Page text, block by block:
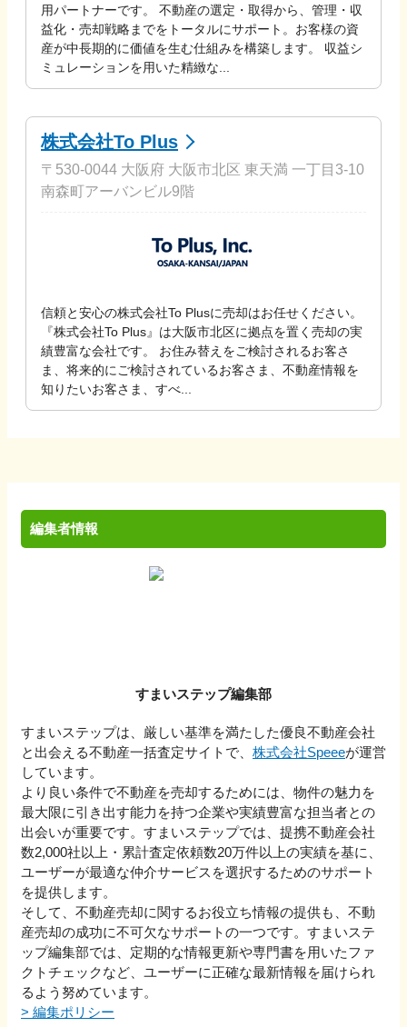
用パートナーです。 不動産の選定・取得から、管理・収
益化・売却戦略までをトータルにサポート。お客様の資
産が中長期的に価値を生む仕組みを構築します。 収益シ
ミュレーションを用いた精緻な...
株式会社To Plus
〒530-0044 大阪府 大阪市北区 東天満 一丁目3-10
南森町アーバンビル9階
信頼と安心の株式会社To Plusに売却はお任せください。
『株式会社To Plus』は大阪市北区に拠点を置く売却の実
績豊富な会社です。 お住み替えをご検討されるお客さ
ま、将来的にご検討されているお客さま、不動産情報を
知りたいお客さま、すべ...
編集者情報
すまいステップ編集部
すまいステップは、厳しい基準を満たした優良不動産会社
と出会える不動産一括査定サイトで、 株式会社Speeeが運営
しています。
より良い条件で不動産を売却するためには、物件の魅力を
最大限に引き出す能力を持つ企業や実績豊富な担当者との
出会いが重要です。すまいステップでは、提携不動産会社
数2,000社以上・累計査定依頼数20万件以上の実績を基に、
ユーザーが最適な仲介サービスを選択するためのサポート
を提供します。
そして、不動産売却に関するお役立ち情報の提供も、不動
産売却の成功に不可欠なサポートの一つです。すまいステ
ップ編集部では、定期的な情報更新や専門書を用いたファ
クトチェックなど、ユーザーに正確な最新情報を届けられ
るよう努めています。
> 編集ポリシー